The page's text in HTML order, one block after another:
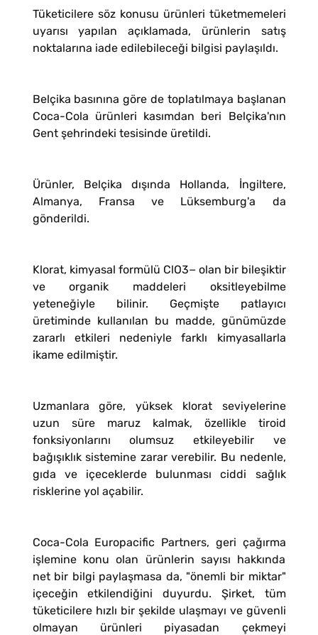
Tüketicilere söz konusu ürünleri tüketmemeleri
uyarısı yapılan açıklamada, ürünlerin satış
noktalarına iade edilebileceği bilgisi paylaşıldı.
Belçika basınına göre de toplatılmaya başlanan
Coca-Cola ürünleri kasımdan beri Belçika'nın
Gent şehrindeki tesisinde üretildi.
Ürünler, Belçika dışında Hollanda, İngiltere,
Almanya, Fransa ve Lüksemburg'a da
gönderildi.
Klorat, kimyasal formülü ClO3− olan bir bileşiktir
ve organik maddeleri oksitleyebilme
yeteneğiyle bilinir. Geçmişte patlayıcı
üretiminde kullanılan bu madde, günümüzde
zararlı etkileri nedeniyle farklı kimyasallarla
ikame edilmiştir.
Uzmanlara göre, yüksek klorat seviyelerine
uzun süre maruz kalmak, özellikle tiroid
fonksiyonlarını olumsuz etkileyebilir ve
bağışıklık sistemine zarar verebilir. Bu nedenle,
gıda ve içeceklerde bulunması ciddi sağlık
risklerine yol açabilir.
Coca-Cola Europacific Partners, geri çağırma
işlemine konu olan ürünlerin sayısı hakkında
net bir bilgi paylaşmasa da, "önemli bir miktar"
içeceğin etkilendiğini duyurdu. Şirket, tüm
tüketicilere hızlı bir şekilde ulaşmayı ve güvenli
olmayan ürünleri piyasadan çekmeyi